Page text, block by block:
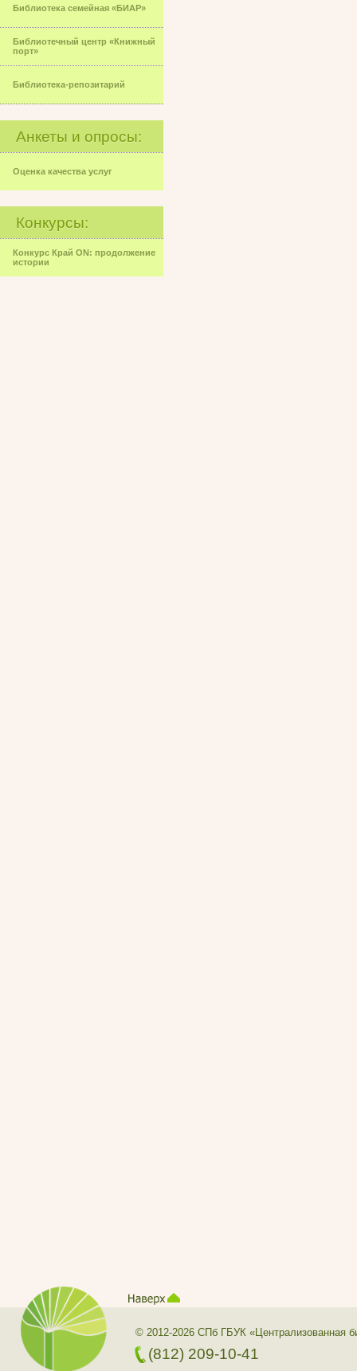
Библиотека семейная «БИАР»
Библиотечный центр «Книжный
порт»
Библиотека-репозитарий
Анкеты и опросы:
Оценка качества услуг
Конкурсы:
Конкурс Край ON: продолжение
истории
© 2012-2026 СПб ГБУК «Централизованная
(812) 209-10-41